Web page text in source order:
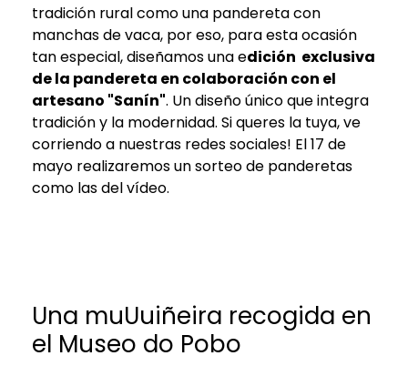
tradición rural como una pandereta con
manchas de vaca, por eso, para esta ocasión
tan especial, diseñamos una edición exclusiva
de la pandereta en colaboración con el
artesano "Sanín". Un diseño único que integra
tradición y la modernidad. Si queres la tuya, ve
corriendo a nuestras redes sociales! El 17 de
mayo realizaremos un sorteo de panderetas
como las del vídeo.
Una muUuiñeira recogida en
el Museo do Pobo